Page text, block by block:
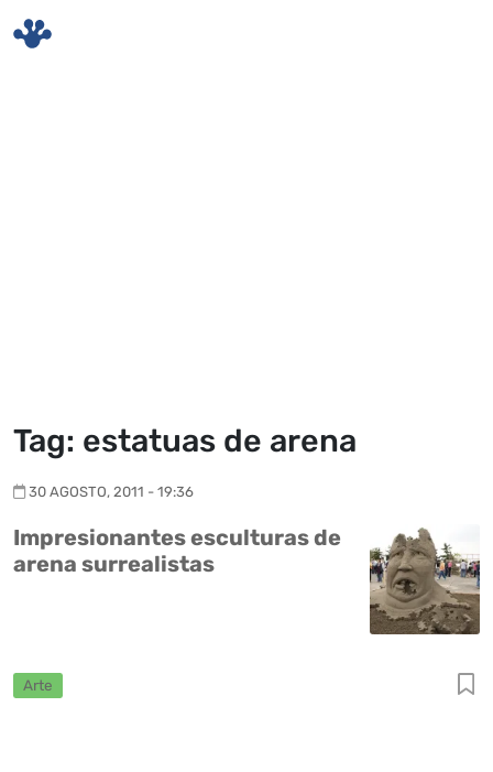
Tag: estatuas de arena
30 AGOSTO, 2011 - 19:36
Impresionantes esculturas de
arena surrealistas
Arte